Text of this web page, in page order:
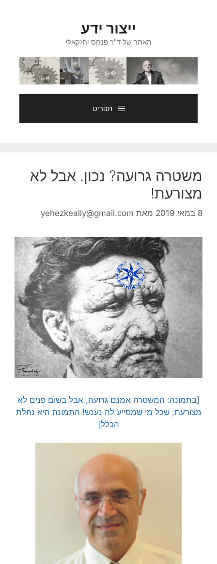
ייצור ידע
האתר של ד"ר פנחס יחזקאלי
תפריט
משטרה גרועה? נכון. אבל לא
מצורעת!
8 במאי 2019 מאת yehezkeally@gmail.com
[בתמונה: המשטרה אמנם גרועה, אבל בשום פנים לא
מצורעת, שכל מי שמסייע לה נענש! התמונה היא נחלת
הכלל]